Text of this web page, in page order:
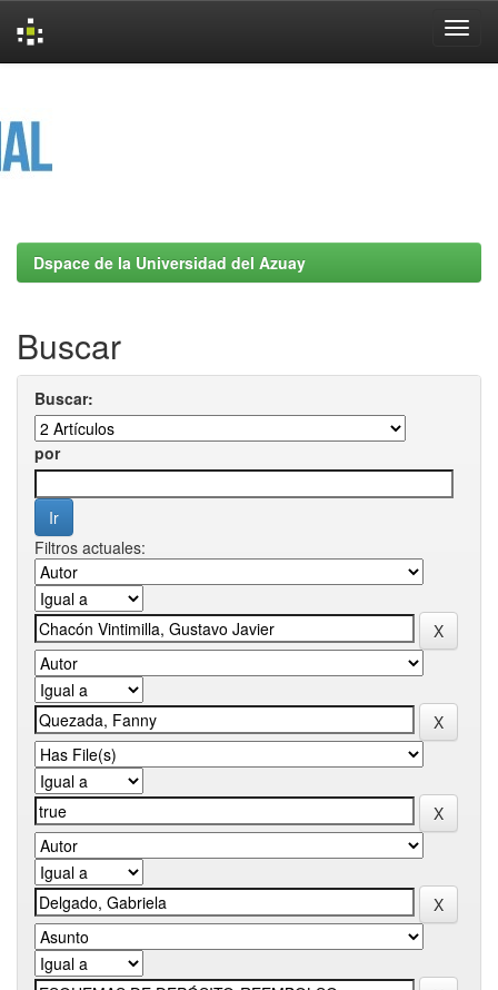
Dspace de la Universidad del Azuay
Buscar
Buscar:
por
Filtros actuales: